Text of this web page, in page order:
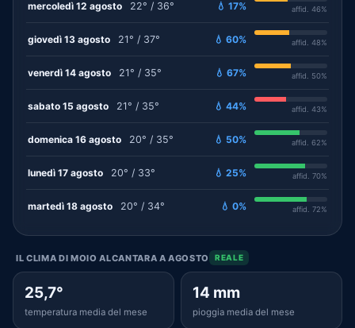
mercoledì 12 agosto 22° / 36° 💧 17% affid. 46%
giovedì 13 agosto 21° / 37° 💧 60% affid. 48%
venerdì 14 agosto 21° / 35° 💧 67% affid. 50%
sabato 15 agosto 21° / 35° 💧 44% affid. 43%
domenica 16 agosto 20° / 35° 💧 50% affid. 62%
lunedì 17 agosto 20° / 33° 💧 25% affid. 70%
martedì 18 agosto 20° / 34° 💧 0% affid. 72%
IL CLIMA DI MOIO ALCANTARA A AGOSTO REALE
25,7°
temperatura media del mese
14 mm
pioggia media del mese